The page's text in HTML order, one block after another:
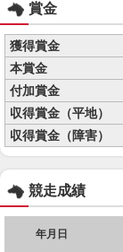
賞金
獲得賞金
本賞金
付加賞金
収得賞金（平地）
収得賞金（障害）
競走成績
年月日